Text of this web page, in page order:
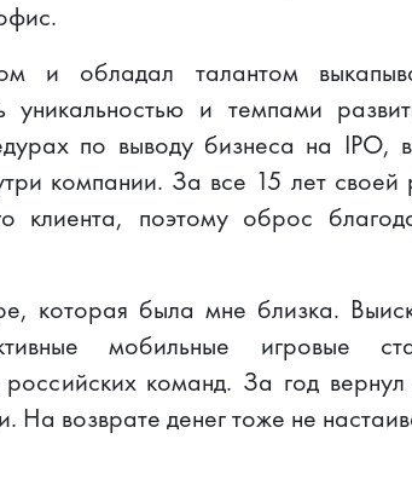
и обладал талантом
уникальностью и темпами
по выводу бизнеса на IPO,
компании. За все 15 лет своей
поэтому оброс
которая была мне близка.
мобильные игровые
команд. За год вернул
На возврате денег тоже не